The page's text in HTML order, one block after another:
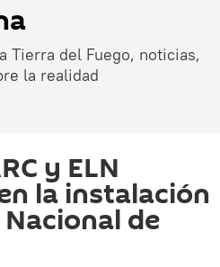
Tierra del Fuego, noticias,
la realidad
y ELN
la instalación
de